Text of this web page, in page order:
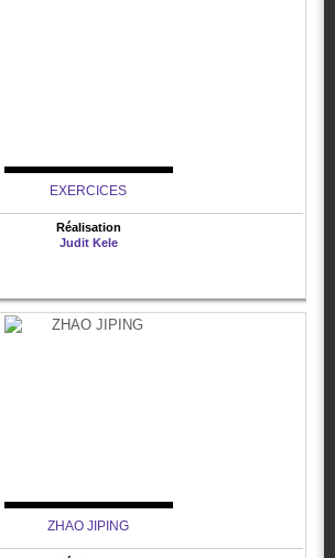
EXERCICES
Réalisation
Judit Kele
ZHAO JIPING